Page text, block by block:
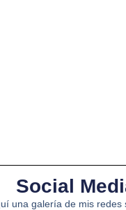
Social
una galería de mis redes